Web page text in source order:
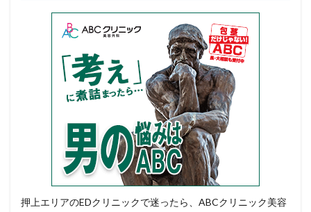
押上エリアのEDクリニックで迷ったら、ABCクリニック美容